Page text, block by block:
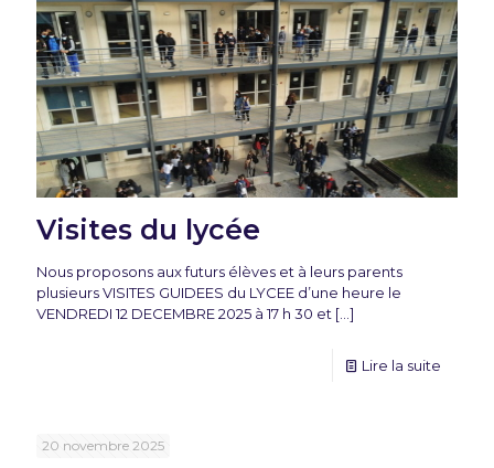
Visites du lycée
Nous proposons aux futurs élèves et à leurs parents
plusieurs VISITES GUIDEES du LYCEE d’une heure le
VENDREDI 12 DECEMBRE 2025 à 17 h 30 et […]
Lire la suite
20 novembre 2025